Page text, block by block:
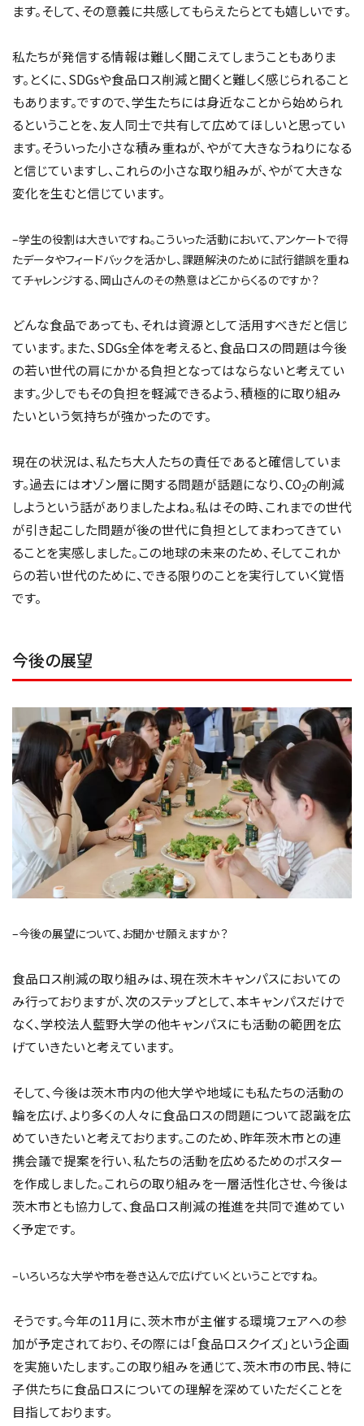
ます。そして、その意義に共感してもらえたらとても嬉しいです。
私たちが発信する情報は難しく聞こえてしまうこともありま
す。とくに、SDGsや食品ロス削減と聞くと難しく感じられること
もあります。ですので、学生たちには身近なことから始められ
るということを、友人同士で共有して広めてほしいと思ってい
ます。そういった小さな積み重ねが、やがて大きなうねりになる
と信じていますし、これらの小さな取り組みが、やがて大きな
変化を生むと信じています。
–学生の役割は大きいですね。こういった活動において、アンケートで得
たデータやフィードバックを活かし、課題解決のために試行錯誤を重ね
てチャレンジする、岡山さんのその熱意はどこからくるのですか？
どんな食品であっても、それは資源として活用すべきだと信じ
ています。また、SDGs全体を考えると、食品ロスの問題は今後
の若い世代の肩にかかる負担となってはならないと考えてい
ます。少しでもその負担を軽減できるよう、積極的に取り組み
たいという気持ちが強かったのです。
現在の状況は、私たち大人たちの責任であると確信していま
す。過去にはオゾン層に関する問題が話題になり、CO2の削減
しようという話がありましたよね。私はその時、これまでの世代
が引き起こした問題が後の世代に負担としてまわってきてい
ることを実感しました。この地球の未来のため、そしてこれか
らの若い世代のために、できる限りのことを実行していく覚悟
です。
今後の展望
–今後の展望について、お聞かせ願えますか？
食品ロス削減の取り組みは、現在茨木キャンパスにおいての
み行っておりますが、次のステップとして、本キャンパスだけで
なく、学校法人藍野大学の他キャンパスにも活動の範囲を広
げていきたいと考えています。
そして、今後は茨木市内の他大学や地域にも私たちの活動の
輪を広げ、より多くの人々に食品ロスの問題について認識を広
めていきたいと考えております。このため、昨年茨木市との連
携会議で提案を行い、私たちの活動を広めるためのポスター
を作成しました。これらの取り組みを一層活性化させ、今後は
茨木市とも協力して、食品ロス削減の推進を共同で進めてい
く予定です。
–いろいろな大学や市を巻き込んで広げていくということですね。
そうです。今年の11月に、茨木市が主催する環境フェアへの参
加が予定されており、その際には「食品ロスクイズ」という企画
を実施いたします。この取り組みを通じて、茨木市の市民、特に
子供たちに食品ロスについての理解を深めていただくことを
目指しております。